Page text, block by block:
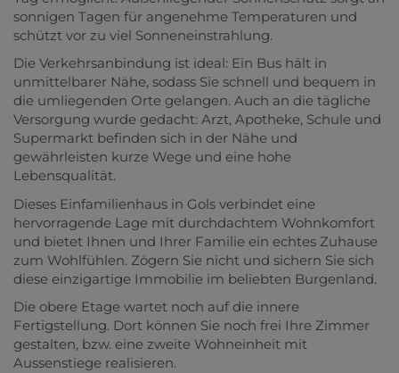
sonnigen Tagen für angenehme Temperaturen und
schützt vor zu viel Sonneneinstrahlung.
Die Verkehrsanbindung ist ideal: Ein Bus hält in
unmittelbarer Nähe, sodass Sie schnell und bequem in
die umliegenden Orte gelangen. Auch an die tägliche
Versorgung wurde gedacht: Arzt, Apotheke, Schule und
Supermarkt befinden sich in der Nähe und
gewährleisten kurze Wege und eine hohe
Lebensqualität.
Dieses Einfamilienhaus in Gols verbindet eine
hervorragende Lage mit durchdachtem Wohnkomfort
und bietet Ihnen und Ihrer Familie ein echtes Zuhause
zum Wohlfühlen. Zögern Sie nicht und sichern Sie sich
diese einzigartige Immobilie im beliebten Burgenland.
Die obere Etage wartet noch auf die innere
Fertigstellung. Dort können Sie noch frei Ihre Zimmer
gestalten, bzw. eine zweite Wohneinheit mit
Aussenstiege realisieren.